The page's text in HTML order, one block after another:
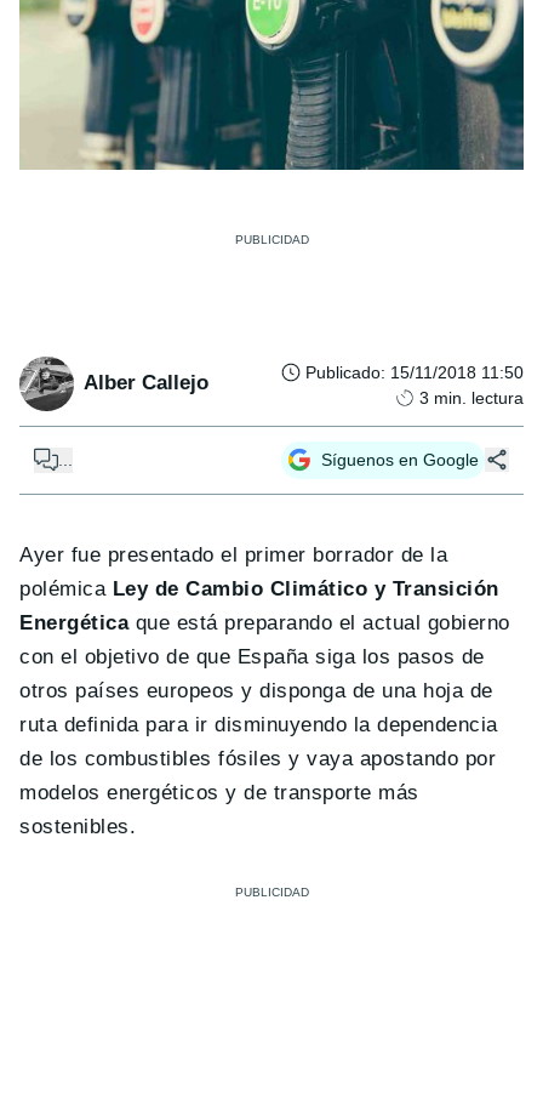
Alber Callejo Publicado: 15/11/2018 11:50
3 min. lectura
Síguenos en Google
Ayer fue presentado el primer borrador de la
polémica Ley de Cambio Climático y Transición
Energéticaque está preparando el actual gobierno
con el objetivo de que España siga los pasos de
otros países europeos y disponga de una hoja de
ruta definida para ir disminuyendo la dependencia
de los combustibles fósiles y vaya apostando por
modelos energéticos y de transporte más
sostenibles.